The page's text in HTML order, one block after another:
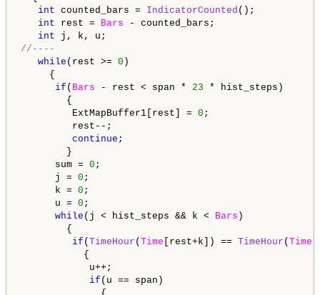
int counted_bars = IndicatorCounted ();
int rest = Bars - counted_bars;
int
//----
while (rest >= 0 )
{
if ( Bars - rest < span * 23 * hist_steps)
{
ExtMapBuffer1[rest] = 0 ;
rest--;
continue
}
sum = 0 ;
j = 0 ;
k = 0 ;
u = 0 ;
while (j < hist_steps && k < Bars )
{
if (TimeHour (Time [rest+k]) == TimeHour (Time
{
u++;
if (u == span)